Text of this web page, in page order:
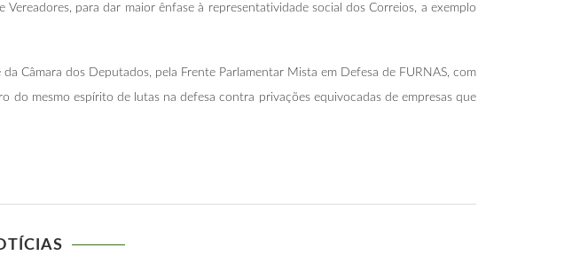
para dar maior ênfase à representatividade social dos Correios, a exemplo
Câmara dos Deputados, pela Frente Parlamentar Mista em Defesa de FURNAS, com
mesmo espírito de lutas na defesa contra privações equivocadas de empresas que